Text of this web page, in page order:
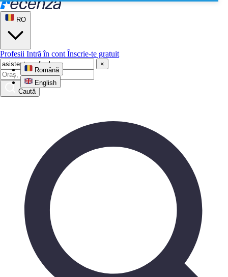
RO
Română
English
Profesii Intră în cont Înscrie-te gratuit
×
Caută